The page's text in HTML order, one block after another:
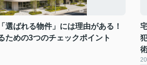
選ばれる物件」には理由がある！
ための3つのチェックポイント